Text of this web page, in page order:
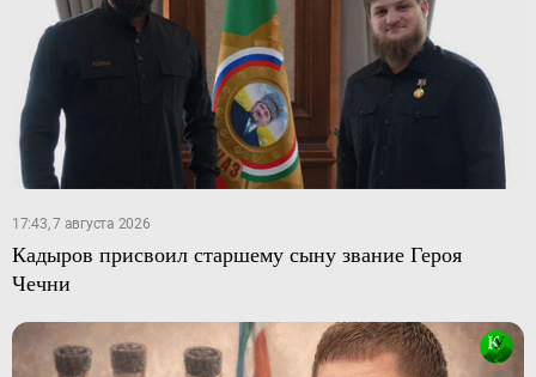
17:43, 7 августа 2026
Кадыров присвоил старшему сыну звание Героя
Чечни